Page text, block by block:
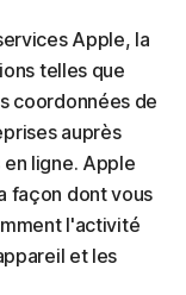
Apple, la
telles que
coordonnées de
auprès
ligne. Apple
façon dont vous
l'activité
et les